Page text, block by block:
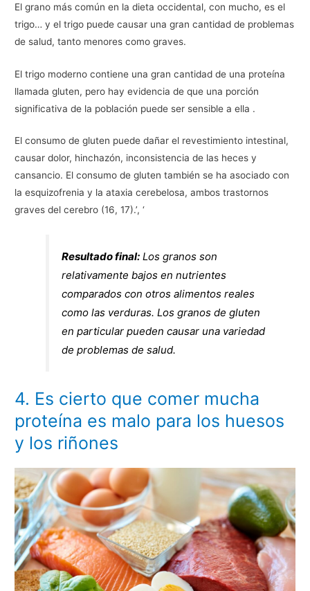
El grano más común en la dieta occidental, con mucho, es el
trigo… y el trigo puede causar una gran cantidad de problemas
de salud, tanto menores como graves.
El trigo moderno contiene una gran cantidad de una proteína
llamada gluten, pero hay evidencia de que una porción
significativa de la población puede ser sensible a ella .
El consumo de gluten puede dañar el revestimiento intestinal,
causar dolor, hinchazón, inconsistencia de las heces y
cansancio. El consumo de gluten también se ha asociado con
la esquizofrenia y la ataxia cerebelosa, ambos trastornos
graves del cerebro (16, 17).’, ‘
Resultado final: Los granos son
relativamente bajos en nutrientes
comparados con otros alimentos reales
como las verduras. Los granos de gluten
en particular pueden causar una variedad
de problemas de salud.
4. Es cierto que comer mucha
proteína es malo para los huesos
y los riñones